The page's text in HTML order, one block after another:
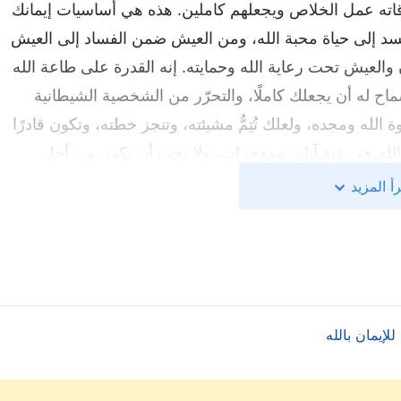
عمل الخلاص ويجعلهم كاملين. هذه هي أساسيات إيمانك
إلى حياة محبة الله، ومن العيش ضمن الفساد إلى العيش
تحت رعاية الله وحمايته. إنه القدرة على طاعة الله
له أن يجعلك كاملًا، والتحرّر من الشخصية الشيطانية
الله ومجده، ولعلك تُتِمُّ مشيئته، وتنجز خطته، وتكون قادرًا
هو رؤية آيات ومعجزات، ولا يجب أن يكون من أجل
والقدرة على طاعته، وأن تكون مثل بطرس، تطيعه
إن كنت تحاول دائمًا، في إيمانك بالله، أن ترى الآيات
هو فقط تحقيق هدف الله. في الإيمان بالله، ينبغي على
بطرس الذي تكلم عنه الله، تستطيع أن تحقق نجاحًا في
المزيد
بالله